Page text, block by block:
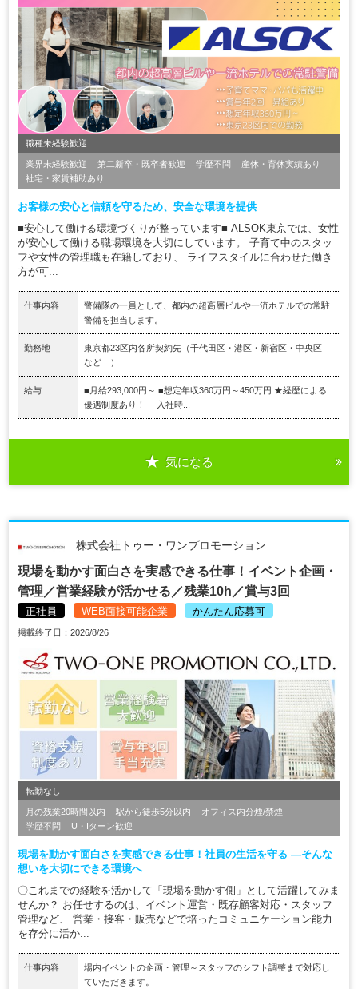
職種未経験歓迎
業界未経験歓迎 第二新卒・既卒者歓迎 学歴不問
産休・育休実績あり
社宅・家賃補助あり
お客様の安心と信頼を守るため、安全な環境を提供
■安心して働ける環境づくりが整っています■ ALSOK東京では、女性
が安心して働ける職場環境を大切にしています。 子育て中のスタッ
フや女性の管理職も在籍しており、 ライフスタイルに合わせた働き
方が可...
仕事内容
警備隊の一員として、都内の超高層ビルや一流ホテルでの常駐
警備を担当します。
勤務地
東京都23区内各所契約先（千代田区・港区・新宿区・中央区
など ）
給与
■月給293,000円～ ■想定年収360万円～450万円 ★経歴による
優遇制度あり！ 入社時...
気になる
株式会社トゥー・ワンプロモーション
現場を動かす面白さを実感できる仕事！イベント企画・
管理／営業経験が活かせる／残業10h／賞与3回
正社員 WEB面接可能企業 かんたん応募可
掲載終了日：2026/8/26
転勤なし
月の残業20時間以内 駅から徒歩5分以内
オフィス内分煙/禁煙
学歴不問
U・Iターン歓迎
現場を動かす面白さを実感できる仕事！社員の生活を守る ―そんな
想いを大切にできる環境へ
〇これまでの経験を活かして「現場を動かす側」として活躍してみま
せんか？ お任せするのは、イベント運営・既存顧客対応・スタッフ
管理など、 営業・接客・販売などで培ったコミュニケーション能力
を存分に活か...
仕事内容
場内イベントの企画・管理～スタッフのシフト調整まで対応し
ていただきます。